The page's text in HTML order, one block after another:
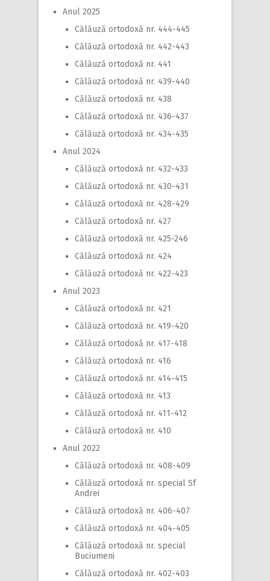
Anul 2025
Călăuză ortodoxă nr. 444-445
Călăuză ortodoxă nr. 442-443
Călăuză ortodoxă nr. 441
Călăuză ortodoxă nr. 439-440
Călăuză ortodoxă nr. 438
Călăuză ortodoxă nr. 436-437
Călăuză ortodoxă nr. 434-435
Anul 2024
Călăuză ortodoxă nr. 432-433
Călăuză ortodoxă nr. 430-431
Călăuză ortodoxă nr. 428-429
Călăuză ortodoxă nr. 427
Călăuză ortodoxă nr. 425-246
Călăuză ortodoxă nr. 424
Călăuză ortodoxă nr. 422-423
Anul 2023
Călăuză ortodoxă nr. 421
Călăuză ortodoxă nr. 419-420
Călăuză ortodoxă nr. 417-418
Călăuză ortodoxă nr. 416
Călăuză ortodoxă nr. 414-415
Călăuză ortodoxă nr. 413
Călăuză ortodoxă nr. 411-412
Călăuză ortodoxă nr. 410
Anul 2022
Călăuză ortodoxă nr. 408-409
Călăuză ortodoxă nr. special Sf
Andrei
Călăuză ortodoxă nr. 406-407
Călăuză ortodoxă nr. 404-405
Călăuză ortodoxă nr. special
Buciumeni
Călăuză ortodoxă nr. 402-403